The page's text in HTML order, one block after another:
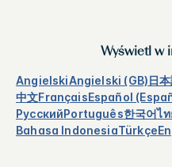
Wyświetl w
AngielskiAngielski (GB) 日
中文FrançaisEspañol
РусскийPortuguês한국어ไ
Bahasa IndonesiaTürkçe